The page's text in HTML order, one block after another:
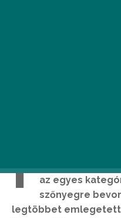
I
az egyes
szőnyegre
legtöbbet emlegetett